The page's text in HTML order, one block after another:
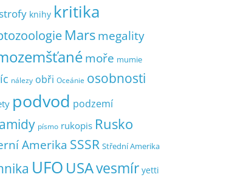
knihy kritika
Marsmegality
moře mumie
nálezy obři Oceánie osobnosti
podvod podzemí
písmo rukopis Rusko
Amerika SSSR Střední Amerika
UFO USAvesmír yetti